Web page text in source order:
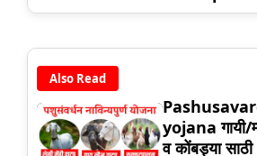
Also Read
yojana गायी/
व कोंबड्या